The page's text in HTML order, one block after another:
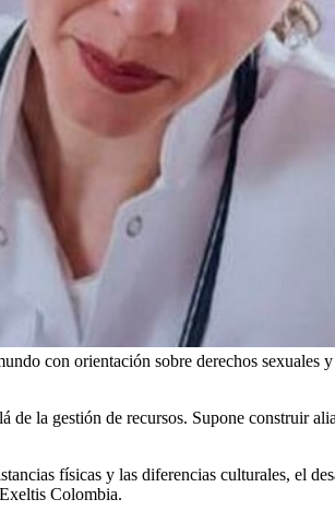
con orientación sobre derechos sexuales
la gestión de recursos. Supone construir
físicas y las diferencias culturales, el
Colombia.